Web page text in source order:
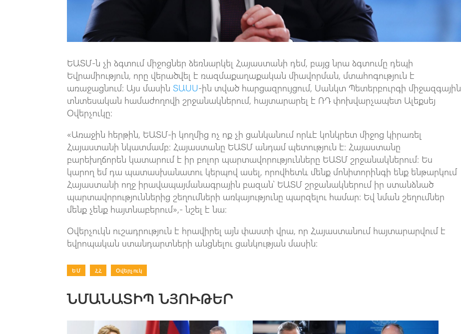
ԵԱՏՄ-ն չի ձգտում միջոցներ ձեռնարկել Հայաստանի դեմ, բայց նրա ձգտումը դեպի
Եվրամիություն, որը վերածվել է ռազմաքաղաքական միավորման, մտահոգություն է
առաջացնում։ Այս մասին ՏԱՍՍ-ին տված հարցազրույցում, Սանկտ Պետերբուրգի միջազգային
տնտեսական համաժողովի շրջանակներում, հայտարարել է ՌԴ փոխվարչապետ Ալեքսեյ
Օվերչուկը։
«Առաջին հերթին, ԵԱՏՄ-ի կողմից ոչ ոք չի ցանկանում որևէ կոնկրետ միջոց կիրառել
Հայաստանի նկատմամբ։ Հայաստանը ԵԱՏՄ անդամ պետություն է։ Հայաստանը
բարեխղճորեն կատարում է իր բոլոր պարտավորությունները ԵԱՏՄ շրջանակներում։ Ես
կարող եմ դա պատասխանատու կերպով ասել, որովհետև մենք մոնիտորինգի ենք ենթարկում
Հայաստանի ողջ իրավապայմանագրային բազան՝ ԵԱՏՄ շրջանակներում իր ստանձնած
պարտավորություններից շեղումների առկայությունը պարզելու համար։ Եվ նման շեղումներ
մենք չենք հայտնաբերում»,- նշել է նա։
Օվերչուկն ուշադրություն է հրավիրել այն փաստի վրա, որ Հայաստանում հայտարարվում է
եվրոպական ստանդարտների անցնելու ցանկության մասին։
ԵՄ ՀՀ Օվերչուկ
ՆՄԱՆԱՏԻՊ ՆՅՈՒԹԵՐ